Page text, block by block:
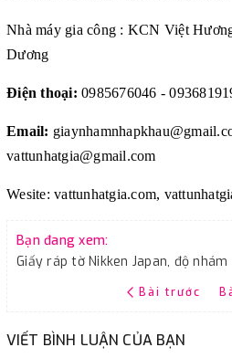
Nhà máy gia công : KCN Việt
Dương
Điện thoại: 0985676046 -
Email:
vattunhatgia@gmail.com
Wesite: vattunhatgia.com,
Bạn đang xem:
Bài trước
VIẾT BÌNH LUẬN CỦA BẠN